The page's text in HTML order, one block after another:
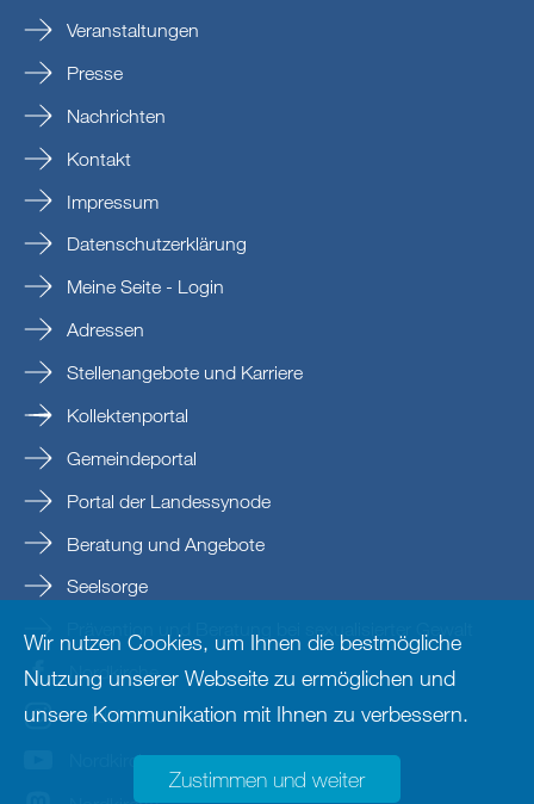
Veranstaltungen
Presse
Nachrichten
Kontakt
Impressum
Datenschutzerklärung
Meine Seite - Login
Adressen
Stellenangebote und Karriere
Kollektenportal
Gemeindeportal
Portal der Landessynode
Beratung und Angebote
Seelsorge
Nordkirche
nordkirche
Nordkirche
Wir nutzen Cookies, um Ihnen die bestmögliche
Nutzung unserer Webseite zu ermöglichen und
unsere Kommunikation mit Ihnen zu verbessern.
Zustimmen und weiter